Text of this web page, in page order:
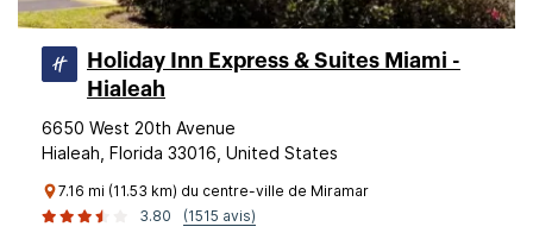
Holiday Inn Express & Suites Miami -
Hialeah
6650 West 20th Avenue
Hialeah, Florida 33016, United States
7.16 mi (11.53 km) du centre-ville de Miramar
3.80
(1515 avis)